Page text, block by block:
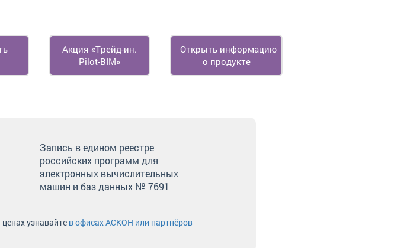
Акция «Трейд-ин.
Pilot-BIM»
Открыть информацию
о продукте
Запись в едином реестре
российских программ для
электронных вычислительных
машин и баз данных № 7691
узнавайте в офисах АСКОН или партнёров